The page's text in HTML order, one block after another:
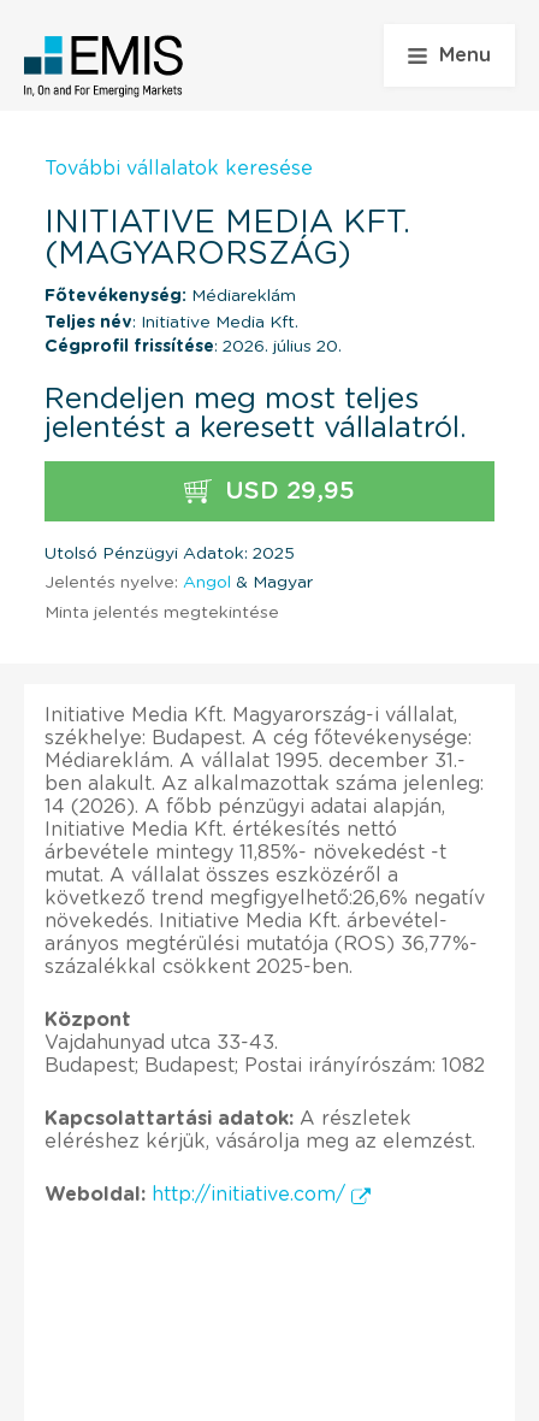
Menu
További vállalatok keresése
INITIATIVE MEDIA KFT.
(MAGYARORSZÁG)
Főtevékenység: Médiareklám
Teljes név: Initiative Media Kft.
Cégprofil frissítése: 2026. július 20.
Rendeljen meg most teljes
jelentést a keresett vállalatról.
USD 29,95
Utolsó Pénzügyi Adatok: 2025
Jelentés nyelve: Angol & Magyar
Minta jelentés megtekintése
Initiative Media Kft. Magyarország-i vállalat,
székhelye: Budapest. A cég főtevékenysége:
Médiareklám. A vállalat 1995. december 31.-
ben alakult. Az alkalmazottak száma jelenleg:
14 (2026). A főbb pénzügyi adatai alapján,
Initiative Media Kft. értékesítés nettó
árbevétele mintegy 11,85%- növekedést -t
mutat. A vállalat összes eszközéről a
következő trend megfigyelhető:26,6% negatív
növekedés. Initiative Media Kft. árbevétel-
arányos megtérülési mutatója (ROS) 36,77%-
százalékkal csökkent 2025-ben.
Központ
Vajdahunyad utca 33-43.
Budapest; Budapest; Postai irányírószám: 1082
Kapcsolattartási adatok: A részletek
eléréshez kérjük, vásárolja meg az elemzést.
Weboldal: http://initiative.com/